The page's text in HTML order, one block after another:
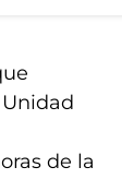
de la